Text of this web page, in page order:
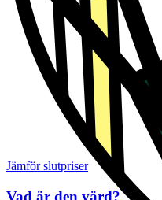
Jämför slutpriser
Vad är den värd?